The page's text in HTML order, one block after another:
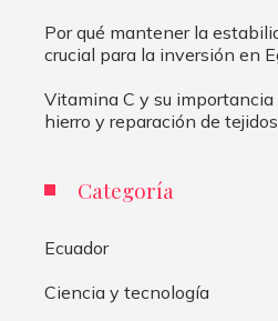
Por qué mantener la
crucial para la inversión en
Vitamina C y su
hierro y reparación de tejidos
Categoría
Ecuador
Ciencia y tecnología